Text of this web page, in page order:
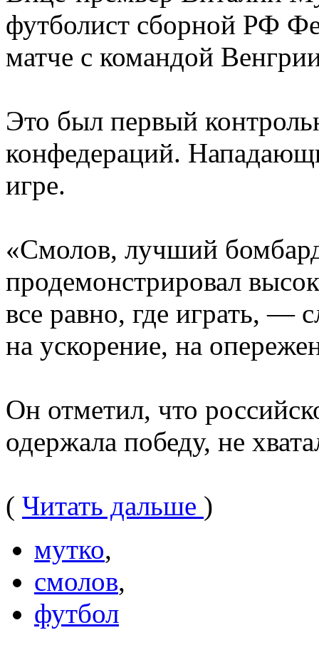
футболист сборной РФ
матче с командой
Это был первый
конфедераций.
игре.
«Смолов, лучший
продемонстрировал
все равно, где играть, —
на ускорение, на
Он отметил, что
одержала победу, не
( Читать дальше )
мутко,
смолов,
футбол